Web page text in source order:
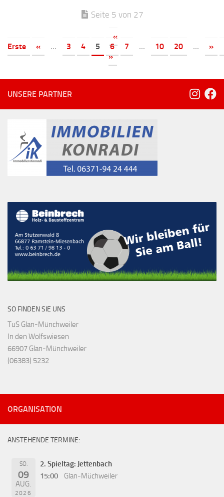
Seite 5 von 27
«
Erste
« ... 3 4 5 6 7 ... 10 20 ... »
»
UNSERE PARTNER
SO FINDEN SIE UNS
TuS Glan-Münchweiler
In den Wolfswiesen
66907 Glan-Münchweiler
(06383) 5232
ORGANISATION
ANSTEHENDE TERMINE:
SO.
09
AUG.
2026
2. Spieltag: Jettenbach
15:00
Glan-Müchweiler